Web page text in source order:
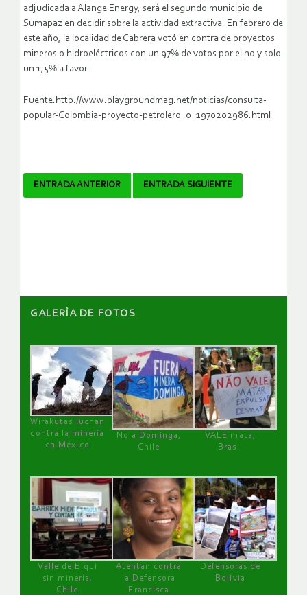
adjudicada a Alange Energy, será el segundo municipio de
Sumapaz en decidir sobre la actividad extractiva. En febrero de
este año, la localidad de Cabrera votó en contra de proyectos
mineros o hidroeléctricos con un 97% de votos por el no y solo
un 1,5% a favor.
Fuente:http://www.playgroundmag.net/noticias/consulta-
popular-Colombia-proyecto-petrolero_0_1970202986.html
Navegador
ENTRADA ANTERIOR ENTRADA SIGUIENTE
GALERÌA DE FOTOS
Wirakutas luchan
contra la minería
en México
No a Dominga,
Chile
VALE mata,
Brasil
Valle de Elqui
sin minería.
Chile
Atentan contra
la Defensora
Francisca
Defensoras de
Bolivia